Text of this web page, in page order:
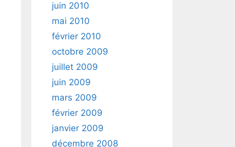
juin 2010
mai 2010
février 2010
octobre 2009
juillet 2009
juin 2009
mars 2009
février 2009
janvier 2009
décembre 2008